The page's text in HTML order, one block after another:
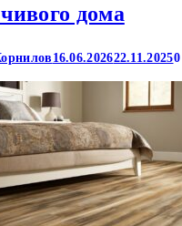
дома
16.06.202622.11.20250